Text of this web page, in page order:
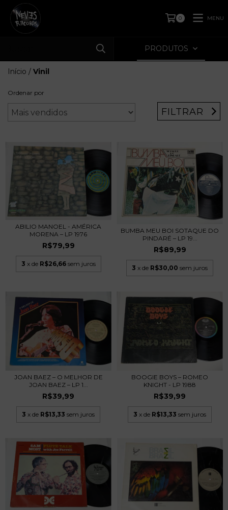
0 MENU
PRODUTOS
Início / Vinil
Ordenar por
FILTRAR
ABILIO MANOEL - AMÉRICA
MORENA – LP 1976
R$79,99
3 x de R$26,66 sem juros
BUMBA MEU BOI SOTAQUE DO
PINDARÉ – LP 19...
R$89,99
3 x de R$30,00 sem juros
JOAN BAEZ – O MELHOR DE
JOAN BAEZ – LP 1...
R$39,99
3 x de R$13,33 sem juros
BOOGIE BOYS – ROMEO
KNIGHT - LP 1988
R$39,99
3 x de R$13,33 sem juros